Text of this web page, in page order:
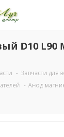
D10 L90
- Запчасти для
- Анод